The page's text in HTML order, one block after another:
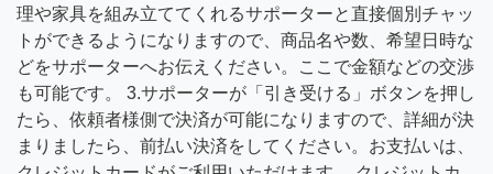
理や家具を組み立ててくれるサポーターと直接個別チャッ
トができるようになりますので、商品名や数、希望日時な
どをサポーターへお伝えください。ここで金額などの交渉
も可能です。 3.サポーターが「引き受ける」ボタンを押し
たら、依頼者様側で決済が可能になりますので、詳細が決
まりましたら、前払い決済をしてください。お支払いは、